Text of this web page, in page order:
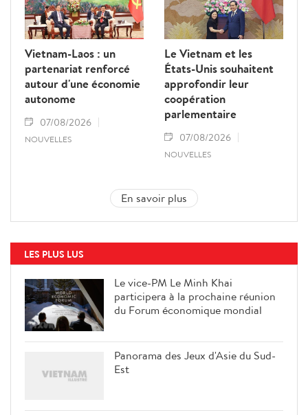
Vietnam-Laos : un
partenariat renforcé
autour d'une économie
autonome
07/08/2026
NOUVELLES
Le Vietnam et les
États-Unis souhaitent
approfondir leur
coopération
parlementaire
07/08/2026
NOUVELLES
En savoir plus
LES PLUS LUS
Le vice-PM Le Minh Khai
participera à la prochaine réunion
du Forum économique mondial
Panorama des Jeux d'Asie du Sud-
Est